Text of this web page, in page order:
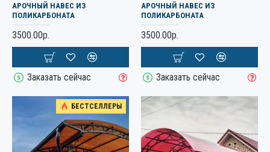
АРОЧНЫЙ НАВЕС ИЗ
ПОЛИКАРБОНАТА
3500.00р.
Заказать сейчас
АРОЧНЫЙ НАВЕС ИЗ
ПОЛИКАРБОНАТА
3500.00р.
Заказать сейчас
БЕСТСЕЛЛЕРЫ